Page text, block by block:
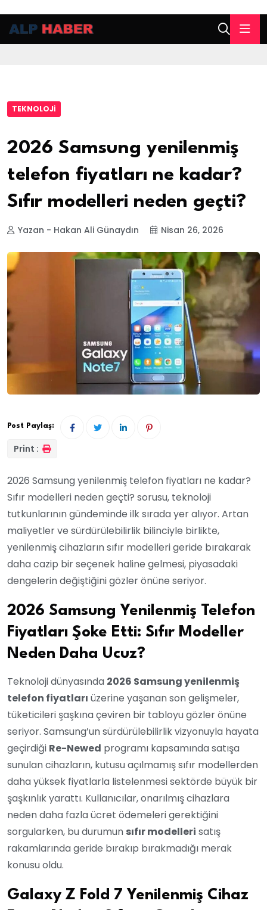
TEKNOLOJI
2026 Samsung yenilenmiş
telefon fiyatları ne kadar?
Sıfır modelleri neden geçti?
Yazan - Hakan Ali Günaydın Nisan 26, 2026
Post Paylaş:
Print :
2026 Samsung yenilenmiş telefon fiyatları ne kadar?
Sıfır modelleri neden geçti? sorusu, teknoloji
tutkunlarının gündeminde ilk sırada yer alıyor. Artan
maliyetler ve sürdürülebilirlik bilinciyle birlikte,
yenilenmiş cihazların sıfır modelleri geride bırakarak
daha cazip bir seçenek haline gelmesi, piyasadaki
dengelerin değiştiğini gözler önüne seriyor.
2026 Samsung Yenilenmiş Telefon
Fiyatları Şoke Etti: Sıfır Modeller
Neden Daha Ucuz?
Teknoloji dünyasında 2026 Samsung yenilenmiş
telefon fiyatları üzerine yaşanan son gelişmeler,
tüketicileri şaşkına çeviren bir tabloyu gözler önüne
seriyor. Samsung’un sürdürülebilirlik vizyonuyla hayata
geçirdiği Re-Newed programı kapsamında satışa
sunulan cihazların, kutusu açılmamış sıfır modellerden
daha yüksek fiyatlarla listelenmesi sektörde büyük bir
şaşkınlık yarattı. Kullanıcılar, onarılmış cihazlara
neden daha fazla ücret ödemeleri gerektiğini
sorgularken, bu durumun sıfır modelleri satış
rakamlarında geride bırakıp bırakmadığı merak
konusu oldu.
Galaxy Z Fold 7 Yenilenmiş Cihaz